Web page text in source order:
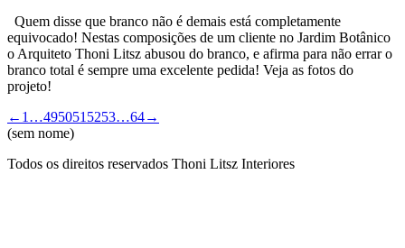
Quem disse que branco não é demais está completamente
equivocado! Nestas composições de um cliente no Jardim Botânico
o Arquiteto Thoni Litsz abusou do branco, e afirma para não errar o
branco total é sempre uma excelente pedida! Veja as fotos do
projeto!
← 1 …495051 5253…64→
(sem nome)
Todos os direitos reservados Thoni Litsz Interiores